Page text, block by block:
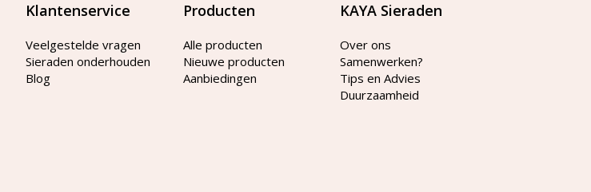
Klantenservice
Veelgestelde vragen
Sieraden onderhouden
Blog
Producten
Alle producten
Nieuwe producten
Aanbiedingen
KAYA Sieraden
Over ons
Samenwerken?
Tips en Advies
Duurzaamheid